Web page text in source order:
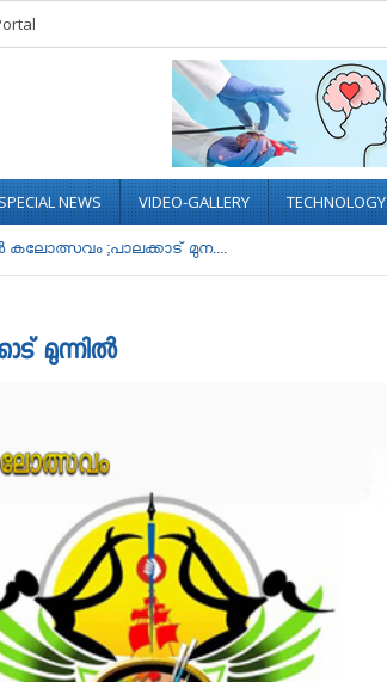
SPECIAL NEWS VIDEO-GALLERY TECHNOLOGY
;പാലക്കാട് മുന....
മുന്നിൽ